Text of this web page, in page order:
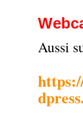
Aussi